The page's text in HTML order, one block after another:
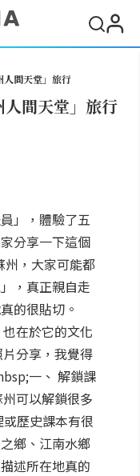
人間天堂」旅行
人間天堂」旅行
」，體驗了五
分享一下這個
，大家可能都
，真正親自走
的很貼切。
在於它的文化
分享，我覺得
一、 解鎖課
可以解鎖很多
歷史課本有很
鄉、江南水鄉
述所在地真的